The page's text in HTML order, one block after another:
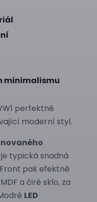
minimalismu
perfektně
moderní styl.
typická snadná
pak efektně
a čiré sklo, za
LED